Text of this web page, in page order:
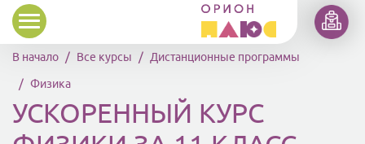
Перейти к основному содержанию
В начало Все курсы Дистанционные программы
Физика
УСКОРЕННЫЙ КУРС